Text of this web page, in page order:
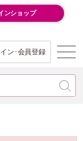
ンショップ
ン･会員登録